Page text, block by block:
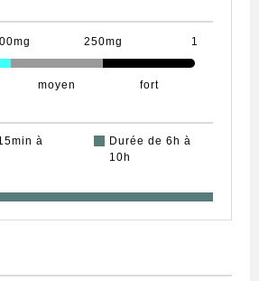
moyen
250mg
fort
1
à
Durée de 6h à
10h